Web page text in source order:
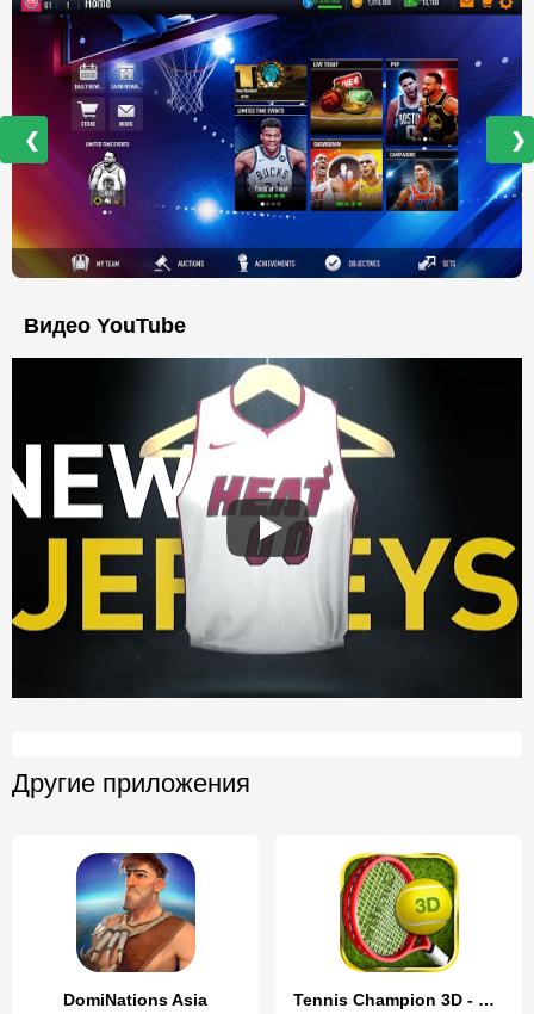
❮ ❯
Видео YouTube
Другие приложения
DomiNations Asia Tennis Champion 3D - Online Sp